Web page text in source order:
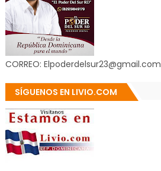
CORREO: Elpoderdelsur23@gmail.com
SÍGUENOS EN LIVIO.COM